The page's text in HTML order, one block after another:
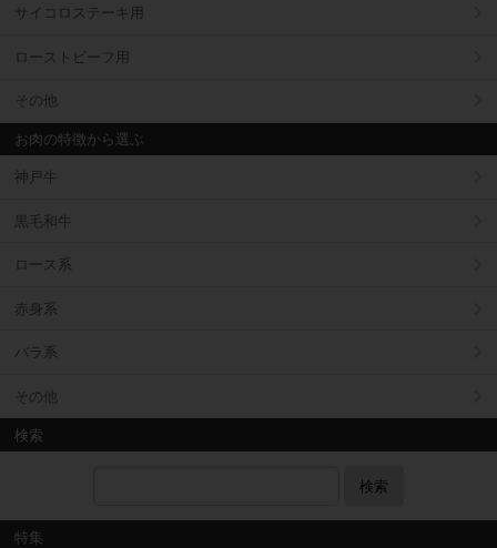
サイコロステーキ用
ローストビーフ用
その他
お肉の特徴から選ぶ
神戸牛
黒毛和牛
ロース系
赤身系
バラ系
その他
検索
検索
特集